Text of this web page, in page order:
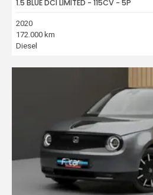
1.5 BLUE DCI LIMITED - 115CV - 5P
2020
172.000 km
Diesel